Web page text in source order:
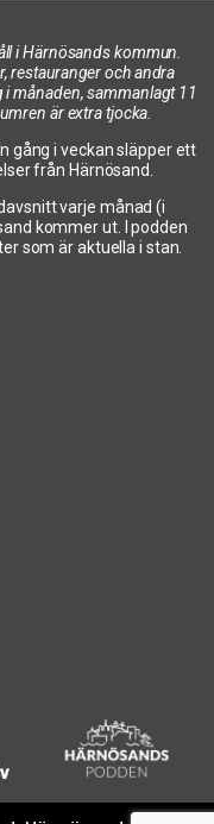
i Härnösands kommun.
restauranger och andra
månaden, sammanlagt 11
är extra tjocka.
gång i veckan släpper ett
från Härnösand.
varje månad (i
kommer ut. I podden
som är aktuella i stan.